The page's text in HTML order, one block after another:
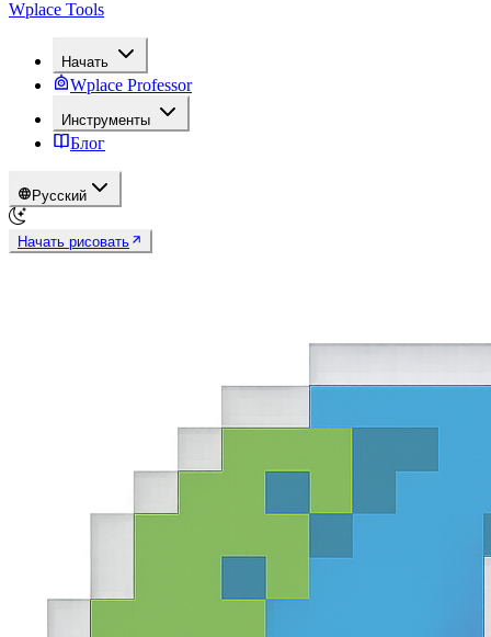
Wplace Tools
Начать
Wplace Professor
Инструменты
Блог
Русский
Начать рисовать